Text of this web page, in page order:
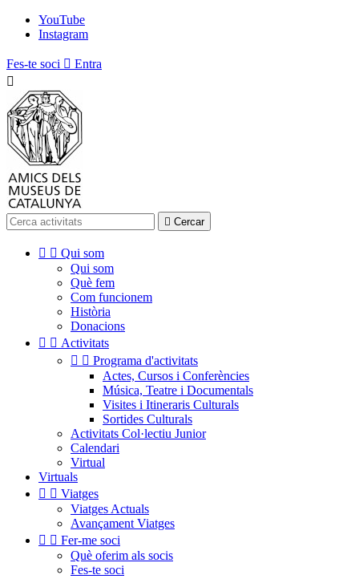
YouTube
Instagram
Fes-te soci  Entra

 Cercar
  Qui som
Qui som
Què fem
Com funcionem
Història
Donacions
  Activitats
  Programa d'activitats
Actes, Cursos i Conferències
Música, Teatre i Documentals
Visites i Itineraris Culturals
Sortides Culturals
Activitats Col·lectiu Junior
Calendari
Virtual
Virtuals
  Viatges
Viatges Actuals
Avançament Viatges
  Fer-me soci
Què oferim als socis
Fes-te soci